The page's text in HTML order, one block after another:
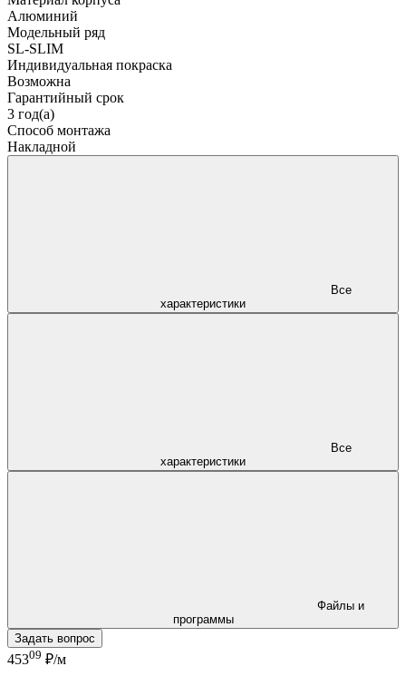
Алюминий
Модельный ряд
SL-SLIM
Индивидуальная покраска
Возможна
Гарантийный срок
3 год(а)
Способ монтажа
Накладной
характеристики
характеристики
программы
Задать вопрос
45309 ₽/м